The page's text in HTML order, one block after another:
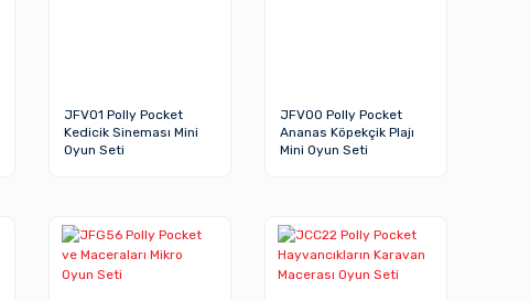
JFV01 Polly Pocket
Kedicik Sineması Mini
Oyun Seti
JFV00 Polly Pocket
Ananas Köpekçik Plajı
Mini Oyun Seti